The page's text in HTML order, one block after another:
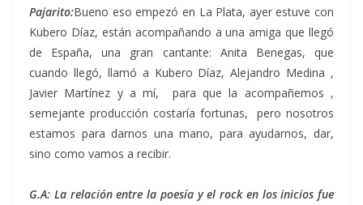
Pajarito:Bueno eso empezó en La Plata, ayer estuve con
Kubero Díaz, están acompañando a una amiga que llegó
de España, una gran cantante: Anita Benegas, que
cuando llegó, llamó a Kubero Díaz, Alejandro Medina ,
Javier Martínez y a mí, para que la acompañemos ,
semejante producción costaría fortunas, pero nosotros
estamos para darnos una mano, para ayudarnos, dar,
sino como vamos a recibir.
G.A: La relación entre la poesía y el rock en los inicios fue